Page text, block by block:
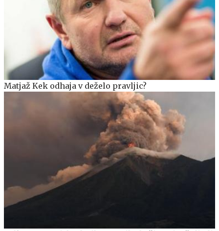
Matjaž Kek odhaja v deželo pravljic?